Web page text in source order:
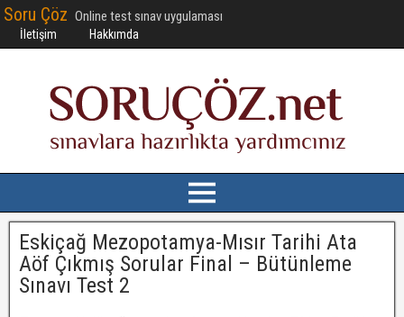
Soru Çöz Online test sınav uygulaması
İletişim Hakkımda
Eskiçağ Mezopotamya-Mısır Tarihi Ata
Aöf Çıkmış Sorular Final – Bütünleme
Sınavı Test 2